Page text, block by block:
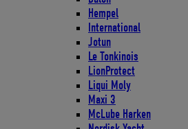
Hempel
International
Jotun
Le Tonkinois
LionProtect
Liqui Moly
Maxi 3
McLube Harken